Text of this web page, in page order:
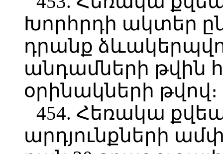
Խորհրդի ակտեր
դրանք
անդամների
օրինակների թվով։
454. Հեռակա
արդյունքների